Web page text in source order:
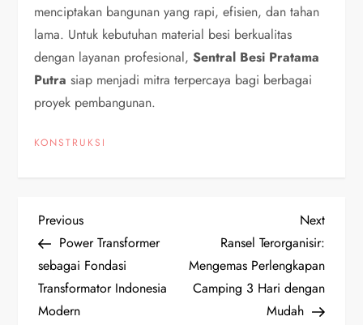
menciptakan bangunan yang rapi, efisien, dan tahan
lama. Untuk kebutuhan material besi berkualitas
dengan layanan profesional,Sentral Besi Pratama
Putra siap menjadi mitra terpercaya bagi berbagai
proyek pembangunan.
KONSTRUKSI
P
o
s
Previous
Post
Previous
Power Transformer
sebagai Fondasi
Transformator Indonesia
Modern
Next
Post
Next
Ransel Terorganisir:
Mengemas Perlengkapan
Camping 3 Hari dengan
Mudah